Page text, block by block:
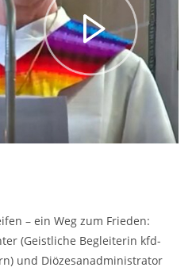
– ein Weg zum Frieden:
(Geistliche Begleiterin kfd-
und Diözesanadministrator